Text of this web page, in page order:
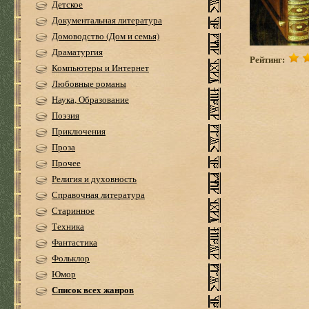
Детское
Документальная литература
Домоводство (Дом и семья)
Драматургия
Компьютеры и Интернет
Любовные романы
Наука, Образование
Поэзия
Приключения
Проза
Прочее
Религия и духовность
Справочная литература
Старинное
Техника
Фантастика
Фольклор
Юмор
Список всех жанров
Рейтинг: